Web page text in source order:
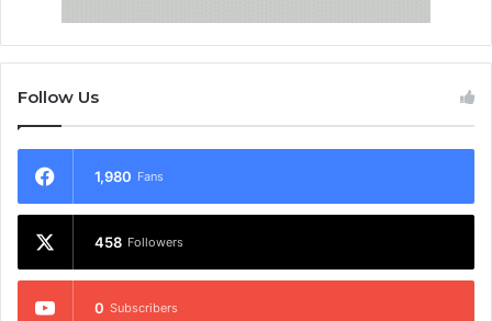
Follow Us
1,980 Fans
458 Followers
0 Subscribers